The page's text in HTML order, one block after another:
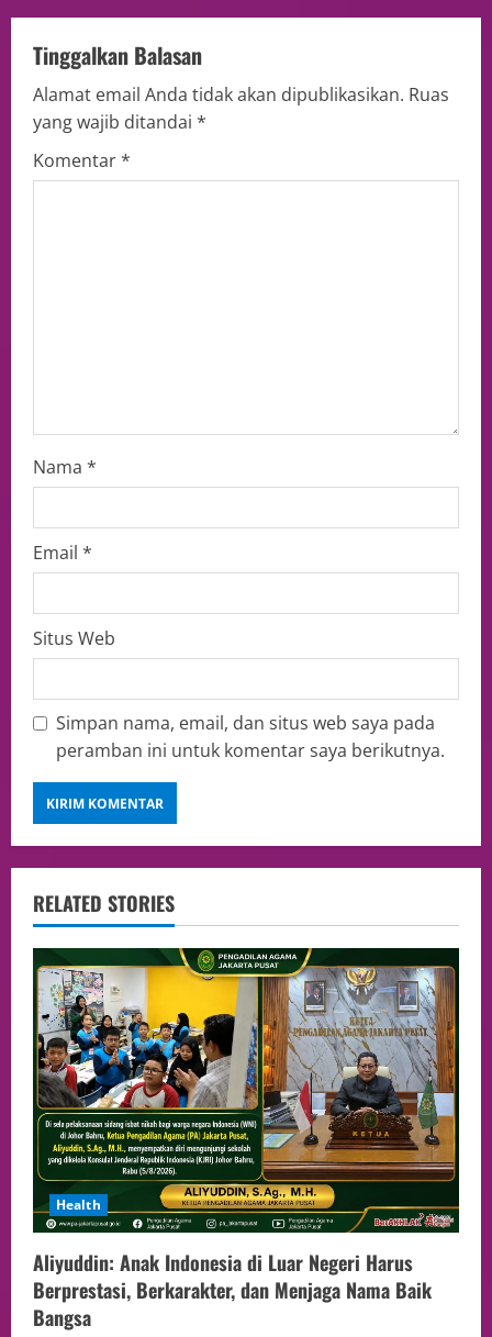
Tinggalkan Balasan
Alamat email Anda tidak akan dipublikasikan. Ruas
yang wajib ditandai *
Komentar*
Nama *
Email *
Situs Web
Simpan nama, email, dan situs web saya pada
peramban ini untuk komentar saya berikutnya.
RELATED STORIES
Health
Aliyuddin: Anak Indonesia di Luar Negeri Harus
Berprestasi, Berkarakter, dan Menjaga Nama Baik
Bangsa